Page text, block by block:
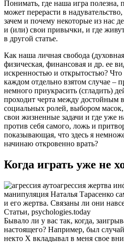
Понимать, где наша игра полезна,
может перерасти в
зачем и почему некоторые из нас
и (или) свои привычки, и где
в другой статье.
Как наша личная свобода
физическая, финансовая и др. ее
искренностью и открытостью? Что
каждом отдельно взятом случае –
немного приукрасить (сгладить)
проходит черта между достойным
социальных ролей, выбором
свои жизненные задачи и где уже
против себя самого, ложь и
показывающая, что здесь я
начинаю откровенно врать?
Когда играть уже не
Бывало ли у вас так, когда,
настоящего? Например, был
некто Х вкладывал в меня свое